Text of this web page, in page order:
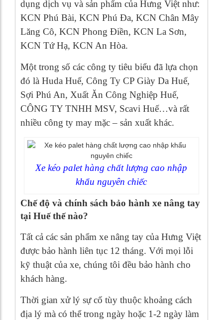
dụng dịch vụ và sản phẩm của Hưng Việt như:
KCN Phú Bài, KCN Phú Đa, KCN Chân Mây
Lăng Cô, KCN Phong Điền, KCN La Sơn,
KCN Tứ Hạ, KCN An Hòa.
Một trong số các công ty tiêu biểu đã lựa chọn
đó là Huda Huế, Công Ty CP Giày Da Huế,
Sợi Phú An, Xuất Ăn Công Nghiệp Huế,
CÔNG TY TNHH MSV, Scavi Huế…và rất
nhiều công ty may mặc – sản xuất khác.
Xe kéo palet hàng chất lượng cao nhập
khẩu nguyên chiếc
Chế độ và chính sách bảo hành xe nâng tay
tại Huế thế nào?
Tất cả các sản phẩm xe nâng tay của Hưng Việt
được bảo hành liên tục 12 tháng. Với mọi lỗi
kỹ thuật của xe, chúng tôi đều bảo hành cho
khách hàng.
Thời gian xử lý sự cố tùy thuộc khoảng cách
địa lý mà có thể trong ngày hoặc 1-2 ngày làm